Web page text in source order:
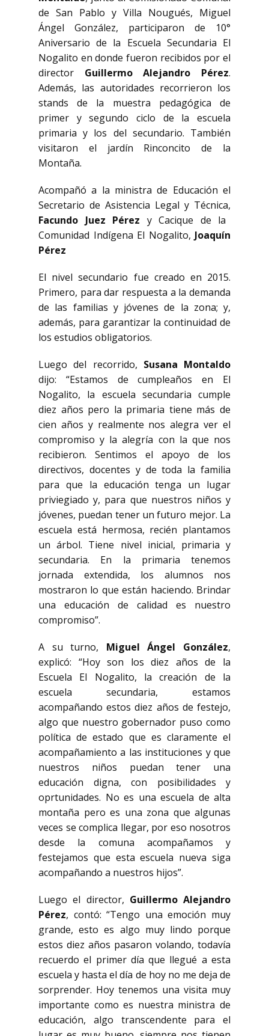
de San Pablo y Villa Nougués, Miguel
Ángel González, participaron de 10°
Aniversario de la Escuela Secundaria El
Nogalito en donde fueron recibidos por el
director Guillermo Alejandro Pérez.
Además, las autoridades recorrieron los
stands de la muestra pedagógica de
primer y segundo ciclo de la escuela
primaria y los del secundario. También
visitaron el jardín Rinconcito de la
Montaña.
Acompañó a la ministra de Educación el
Secretario de Asistencia Legal y Técnica,
Facundo Juez Pérez y Cacique de la
Comunidad Indígena El Nogalito, Joaquín
Pérez
El nivel secundario fue creado en 2015.
Primero, para dar respuesta a la demanda
de las familias y jóvenes de la zona; y,
además, para garantizar la continuidad de
los estudios obligatorios.
Luego del recorrido, Susana Montaldo
dijo: “Estamos de cumpleaños en El
Nogalito, la escuela secundaria cumple
diez años pero la primaria tiene más de
cien años y realmente nos alegra ver el
compromiso y la alegría con la que nos
recibieron. Sentimos el apoyo de los
directivos, docentes y de toda la familia
para que la educación tenga un lugar
priviegiado y, para que nuestros niños y
jóvenes, puedan tener un futuro mejor. La
escuela está hermosa, recién plantamos
un árbol. Tiene nivel inicial, primaria y
secundaria. En la primaria tenemos
jornada extendida, los alumnos nos
mostraron lo que están haciendo. Brindar
una educación de calidad es nuestro
compromiso”.
A su turno, Miguel Ángel González,
explicó: “Hoy son los diez años de la
Escuela El Nogalito, la creación de la
escuela secundaria, estamos
acompañando estos diez años de festejo,
algo que nuestro gobernador puso como
política de estado que es claramente el
acompañamiento a las instituciones y que
nuestros niños puedan tener una
educación digna, con posibilidades y
oprtunidades. No es una escuela de alta
montaña pero es una zona que algunas
veces se complica llegar, por eso nosotros
desde la comuna acompañamos y
festejamos que esta escuela nueva siga
acompañando a nuestros hijos”.
Luego el director, Guillermo Alejandro
Pérez, contó: “Tengo una emoción muy
grande, esto es algo muy lindo porque
estos diez años pasaron volando, todavía
recuerdo el primer día que llegué a esta
escuela y hasta el día de hoy no me deja de
sorprender. Hoy tenemos una visita muy
importante como es nuestra ministra de
educación, algo transcendente para el